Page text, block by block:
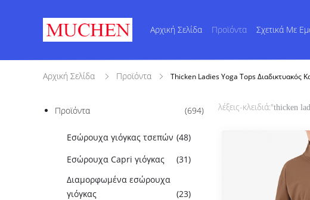
Αρχική Σελίδα Προϊόντα Σχετικά Με
Αρχική Σελίδα Προϊόντα Thicken Ladies Yoga Tops Διαδικτυακός
Προϊόντα (694)
Εσώρουχα γιόγκας τσεπών (48)
Εσώρουχα Capri γιόγκας
(31)
Διαμορφωμένα εσώρουχα
γιόγκας
(23)
λέξεις-κλειδιά:"thicken